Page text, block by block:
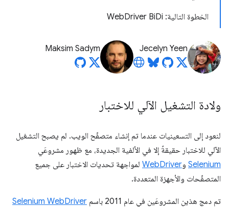
الخطوة التالية: WebDriver BiDi
Jecelyn Yeen
Maksim Sadym
ولادة التشغيل الآلي للاختبار
لنعود إلى التسعينيات عندما تم إنشاء متصفّح الويب. لم يصبح التشغيل
الآلي للاختبار حقيقةً إلا في الألفية الجديدة، مع ظهور مشروعَي
Selenium وWebDriver لمواجهة تحديات الاختبار على جميع
المتصفّحات والأجهزة المتعددة.
تم دمج هذين المشروعَين في عام 2011 باسم
Selenium WebDriver